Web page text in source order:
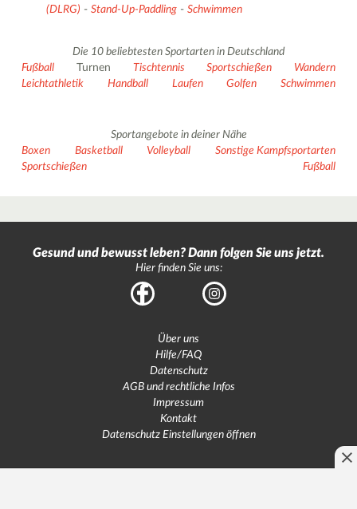
(DLRG) -Stand-Up-Paddling -Schwimmen
Die 10 beliebtesten Sportarten in Deutschland
Fußball
Turnen Tischtennis Sportschießen
Wandern
Leichtathletik
Handball Laufen Golfen Schwimmen
Sportangebote in deiner Nähe
Boxen
Basketball Volleyball
Sonstige Kampfsportarten
Sportschießen
Fußball
Gesund und bewusst leben? Dann folgen Sie uns jetzt.
Hier finden Sie uns:
Facebook Instagram
Über uns
Hilfe/FAQ
Datenschutz
AGB und rechtliche Infos
Impressum
Kontakt
Datenschutz Einstellungen öffnen